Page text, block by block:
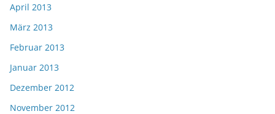
April 2013
März 2013
Februar 2013
Januar 2013
Dezember 2012
November 2012